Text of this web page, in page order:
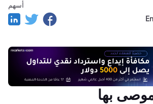
أسهم
بها